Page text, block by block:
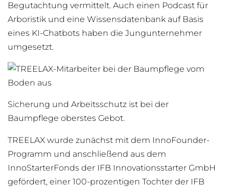
Begutachtung vermittelt. Auch einen Podcast für
Arboristik und eine Wissensdatenbank auf Basis
eines KI-Chatbots haben die Jungunternehmer
umgesetzt.
Sicherung und Arbeitsschutz ist bei der
Baumpflege oberstes Gebot.
TREELAX wurde zunächst mit dem InnoFounder-
Programm und anschließend aus dem
InnoStarterFonds der IFB Innovationsstarter GmbH
gefördert, einer 100-prozentigen Tochter der IFB